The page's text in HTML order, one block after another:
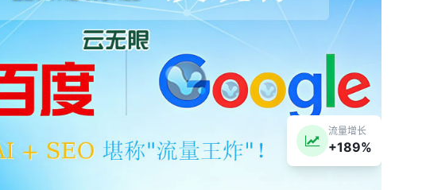
流量增长
+189%